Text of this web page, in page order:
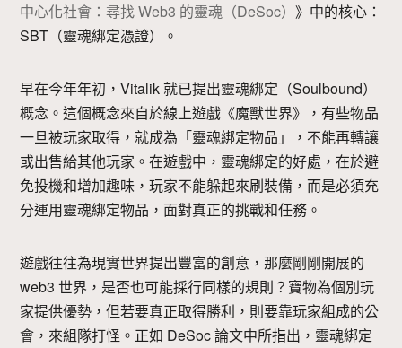
中心化社會：尋找 Web3 的靈魂（DeSoc）》中的核心：
SBT（靈魂綁定憑證）。
早在今年年初，Vitalik 就已提出靈魂綁定（Soulbound）
概念。這個概念來自於線上遊戲《魔獸世界》，有些物品
一旦被玩家取得，就成為「靈魂綁定物品」，不能再轉讓
或出售給其他玩家。在遊戲中，靈魂綁定的好處，在於避
免投機和增加趣味，玩家不能躲起來刷裝備，而是必須充
分運用靈魂綁定物品，面對真正的挑戰和任務。
遊戲往往為現實世界提出豐富的創意，那麼剛剛開展的
web3 世界，是否也可能採行同樣的規則？寶物為個別玩
家提供優勢，但若要真正取得勝利，則要靠玩家組成的公
會，來組隊打怪。正如 DeSoc 論文中所指出，靈魂綁定